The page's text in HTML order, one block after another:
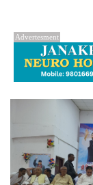
Advertesment